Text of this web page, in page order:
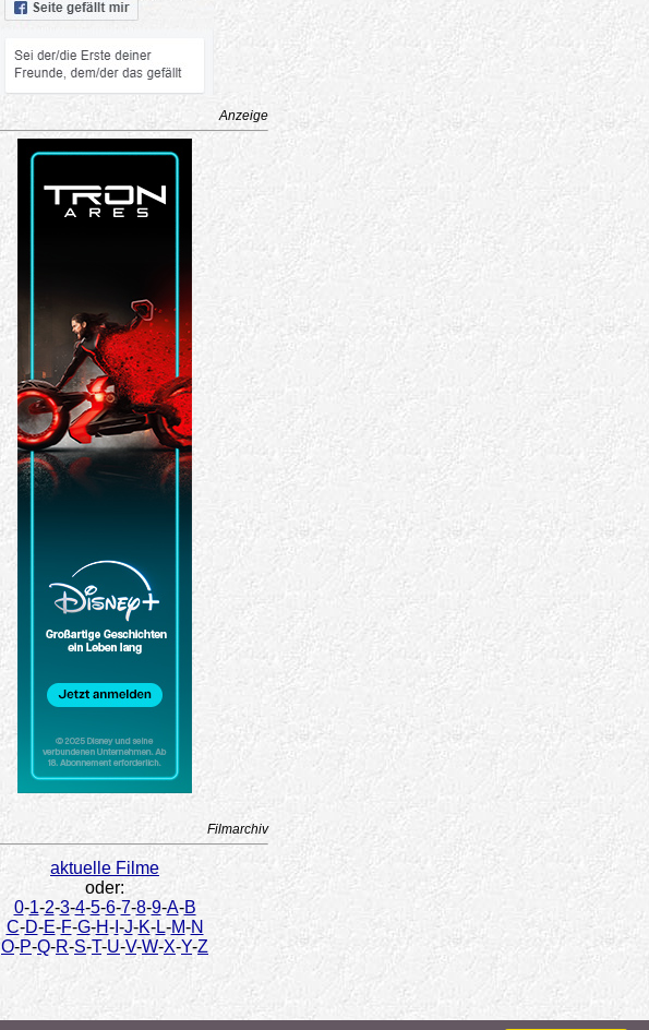
Anzeige
Filmarchiv
aktuelle Filme
oder:
0-1-2-3-4-5-6-7-8-9-A-B
C-D-E-F-G-H-I -J-K-L-M-N
O-P-Q-R-S-T-U-V-W-X-Y-Z